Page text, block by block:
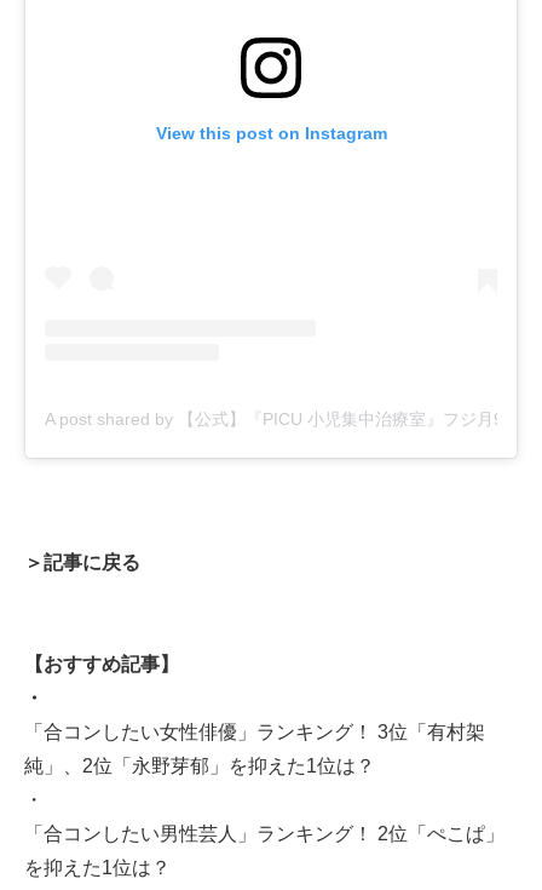
View this post on Instagram
A post shared by 【公式】『PICU 小児集中治療室』フジ月9
＞記事に戻る
【おすすめ記事】
・
「合コンしたい女性俳優」ランキング！ 3位「有村架
純」、2位「永野芽郁」を抑えた1位は？
・
「合コンしたい男性芸人」ランキング！ 2位「ぺこぱ」
を抑えた1位は？